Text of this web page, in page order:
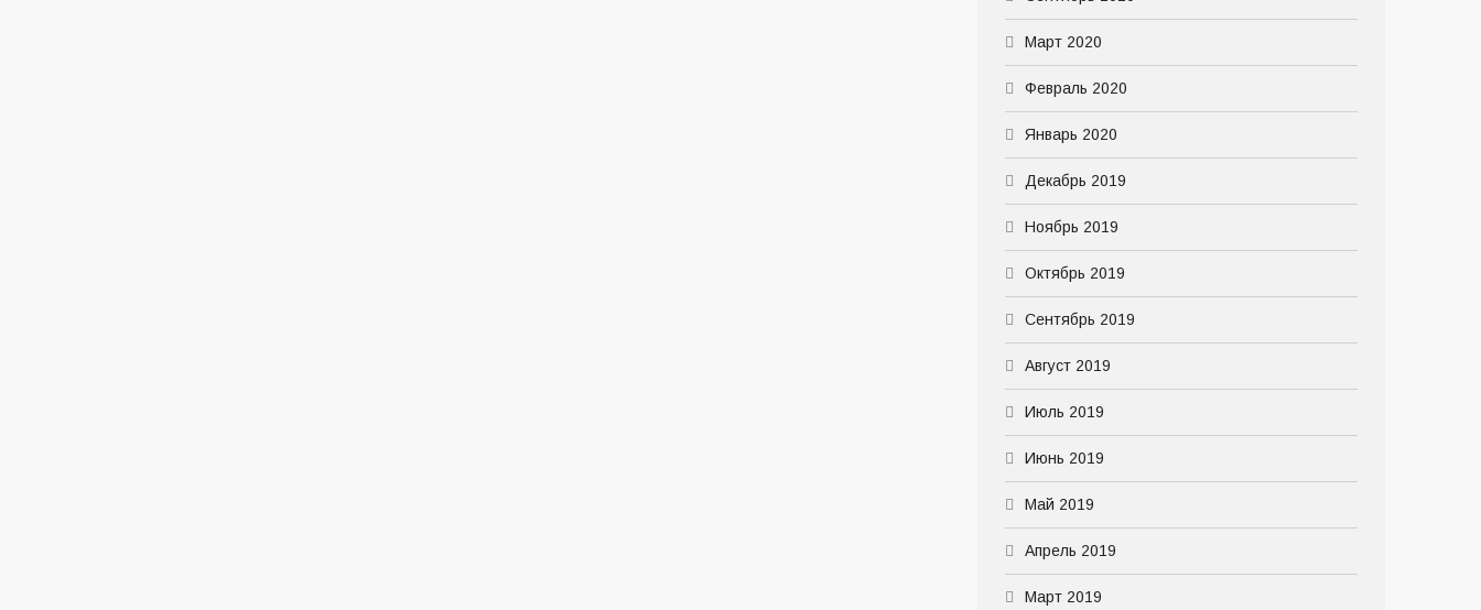
Март 2020
Февраль 2020
Январь 2020
Декабрь 2019
Ноябрь 2019
Октябрь 2019
Сентябрь 2019
Август 2019
Июль 2019
Июнь 2019
Май 2019
Апрель 2019
Март 2019